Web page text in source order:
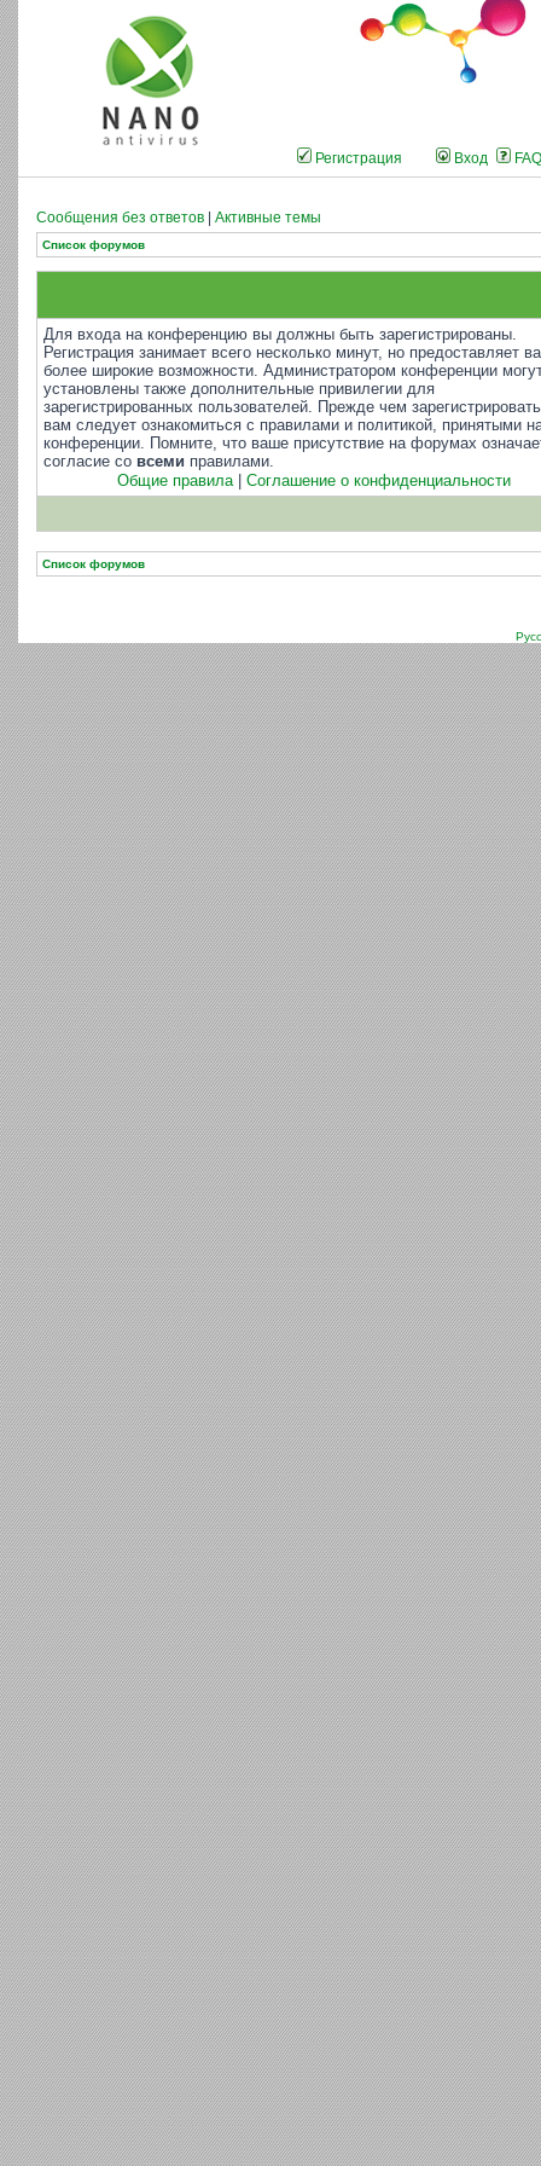
Регистрация Вход FAQ
Сообщения без ответов Активные темы
Список форумов
Для входа на конференцию вы должны быть зарегистрированы.
Регистрация занимает всего несколько минут, но предоставляет
более широкие возможности. Администратором конференции
установлены также дополнительные привилегии для
зарегистрированных пользователей. Прежде чем
вам следует ознакомиться с правилами и политикой, принятыми
конференции. Помните, что ваше присутствие на форумах
согласие со всеми правилами.
Общие правила| Соглашение о конфиденциальности
Список форумов